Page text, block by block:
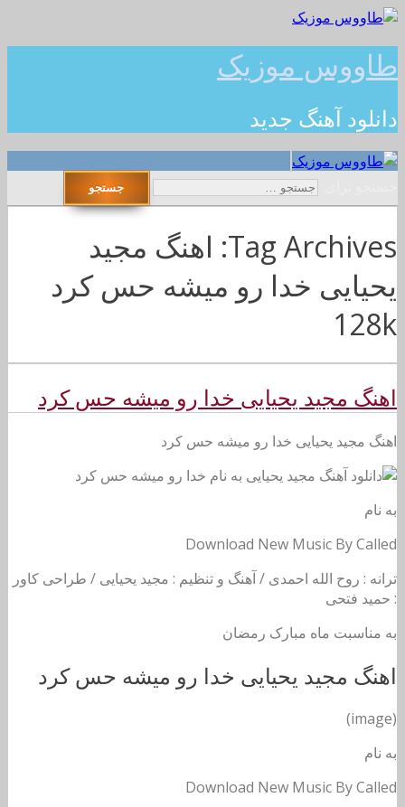
طاووس موزیک
دانلود آهنگ جدید
Tag Archives: اهنگ مجید
یحیایی خدا رو میشه حس کرد
128k
اهنگ مجید یحیایی خدا رو میشه حس کرد
اهنگ مجید یحیایی خدا رو میشه حس کرد
به نام
Download New Music By Called
ترانه : روح الله احمدی / آهنگ و تنظیم : مجید یحیایی / طراحی کاور
: حمید فتحی
به مناسبت ماه مبارک رمضان
اهنگ مجید یحیایی خدا رو میشه حس کرد
(image)
به نام
Download New Music By Called